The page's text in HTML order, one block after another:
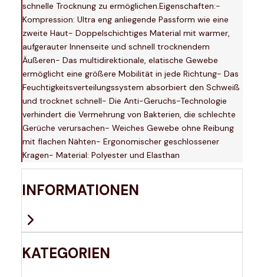
schnelle Trocknung zu ermöglichen.Eigenschaften:-
Kompression: Ultra eng anliegende Passform wie eine
zweite Haut- Doppelschichtiges Material mit warmer,
aufgerauter Innenseite und schnell trocknendem
Äußeren- Das multidirektionale, elatische Gewebe
ermöglicht eine größere Mobilität in jede Richtung- Das
Feuchtigkeitsverteilungssystem absorbiert den Schweiß
und trocknet schnell- Die Anti-Geruchs-Technologie
verhindert die Vermehrung von Bakterien, die schlechte
Gerüche verursachen- Weiches Gewebe ohne Reibung
mit flachen Nähten- Ergonomischer geschlossener
Kragen- Material: Polyester und Elasthan
INFORMATIONEN
KATEGORIEN